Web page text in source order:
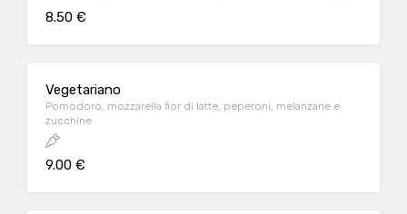
8.50 €
Vegetariano
Pomodoro, mozzarella fior di latte, peperoni, melanzane e
zucchine
9.00 €